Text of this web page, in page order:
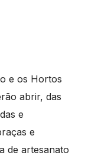
e os Hortos
abrir, das
e
e
de artesanato